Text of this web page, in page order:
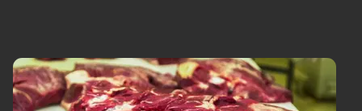
Agronegócios
Brasil
Comportamento
Cultura
Meio Ambiente
Podcast